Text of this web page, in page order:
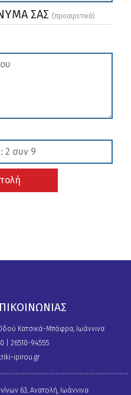
ΣΑΣ (προαιρετικά)
Οδού Κατσικά-Μπάφρα, Ιωάννινα
26510-94555
ipirou.gr
63, Ανατολή, Ιωάννινα